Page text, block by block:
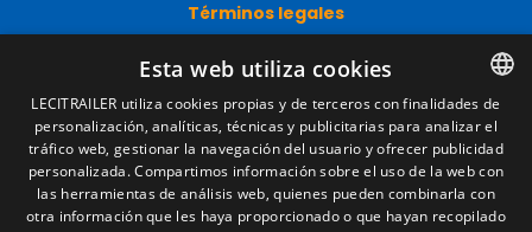
Términos legales
Política de privacidad
Política de cookies
Condiciones generales de venta
Gestionar cookies
Contacto
SPANISH
ENGLISH
FRENCH
Esta web utiliza cookies
LECITRAILER utiliza cookies propias y de terceros con finalidades de
personalización, analíticas, técnicas y publicitarias para analizar el
tráfico web, gestionar la navegación del usuario y ofrecer publicidad
personalizada. Compartimos información sobre el uso de la web con
las herramientas de análisis web, quienes pueden combinarla con
otra información que les haya proporcionado o que hayan recopilado